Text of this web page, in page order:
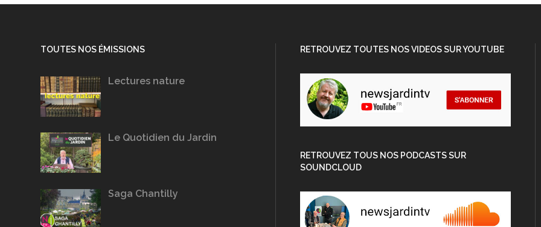
TOUTES NOS ÉMISSIONS
Lectures nature
Le Quotidien du Jardin
Saga Chantilly
RETROUVEZ TOUTES NOS VIDEOS SUR YOUTUBE
RETROUVEZ TOUS NOS PODCASTS SUR
SOUNDCLOUD